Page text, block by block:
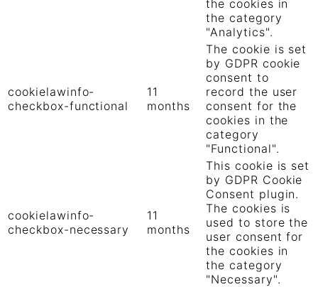
the cookies in
the category
"Analytics".
cookielawinfo-
checkbox-functional
11
months
The cookie is set
by GDPR cookie
consent to
record the user
consent for the
cookies in the
category
"Functional".
cookielawinfo-
checkbox-necessary
11
months
This cookie is set
by GDPR Cookie
Consent plugin.
The cookies is
used to store the
user consent for
the cookies in
the category
"Necessary".